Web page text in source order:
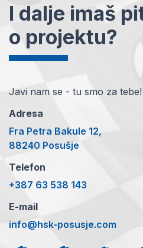
I dalje imaš
o projektu?
Javi nam se - tu smo za tebe!
Adresa
Fra Petra Bakule 12,
88240 Posušje
Telefon
+387 63 538 143
E-mail
info@hsk-posusje.com